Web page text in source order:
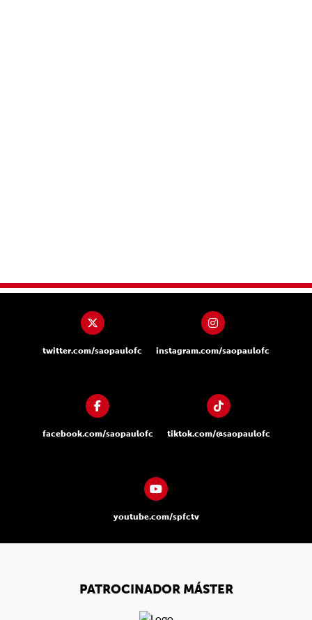
twitter.com/saopaulofc instagram.com/saopaulofc
facebook.com/saopaulofc tiktok.com/@saopaulofc
youtube.com/spfctv
PATROCINADOR MÁSTER